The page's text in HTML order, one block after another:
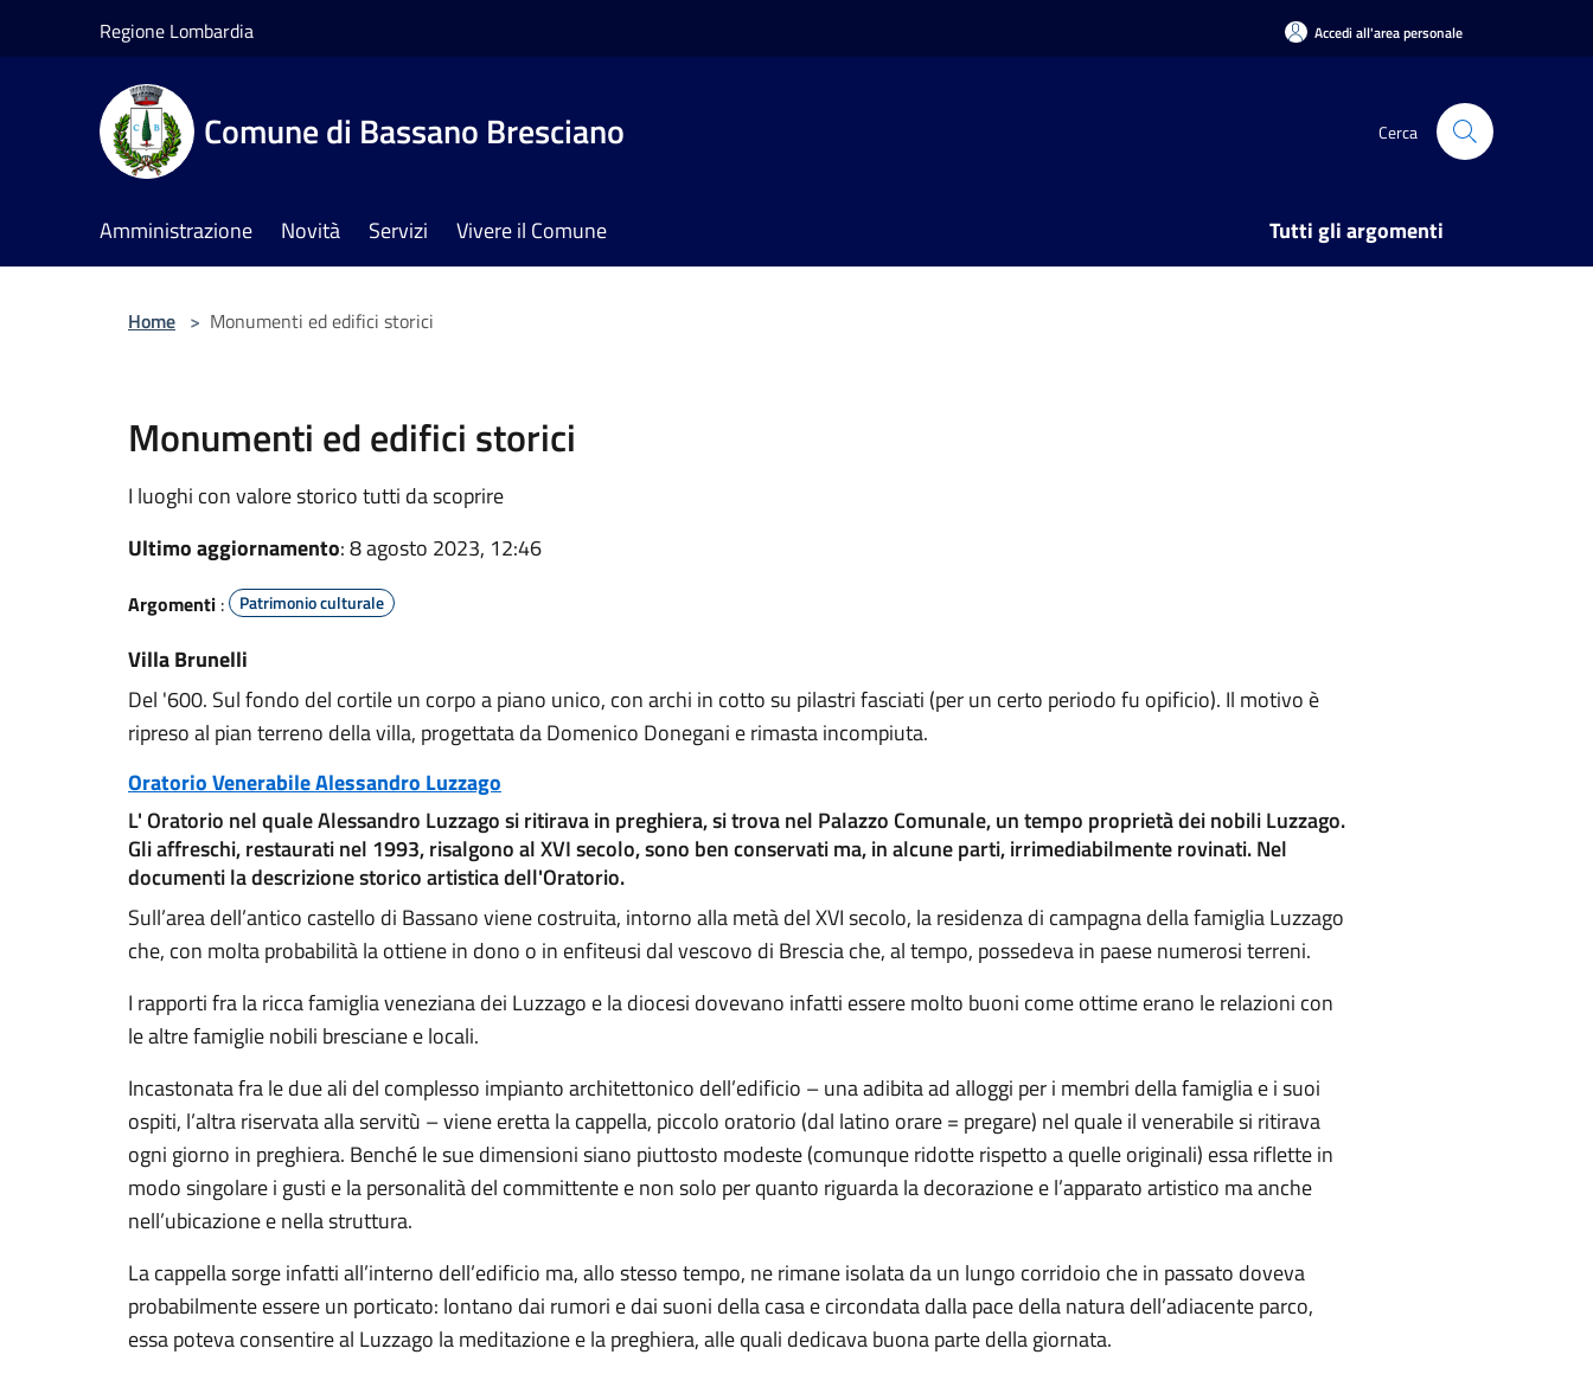
Regione Lombardia Accedi all'area personale
Comune di Bassano Bresciano Cerca
Amministrazione Novità Servizi Vivere il Comune Tutti gli argomenti
Home > Monumenti ed edifici storici
Monumenti ed edifici storici
I luoghi con valore storico tutti da scoprire
Ultimo aggiornamento: 8 agosto 2023, 12:46
Argomenti : Patrimonio culturale
Villa Brunelli
Del '600. Sul fondo del cortile un corpo a piano unico, con archi in cotto su pilastri fasciati (per un certo periodo fu opificio). Il motivo è
ripreso al pian terreno della villa, progettata da Domenico Donegani e rimasta incompiuta.
Oratorio Venerabile Alessandro Luzzago
L' Oratorio nel quale Alessandro Luzzago si ritirava in preghiera, si trova nel Palazzo Comunale, un tempo proprietà dei nobili Luzzago.
Gli affreschi, restaurati nel 1993, risalgono al XVI secolo, sono ben conservati ma, in alcune parti, irrimediabilmente rovinati. Nel
documenti la descrizione storico artistica dell'Oratorio.
Sull’area dell’antico castello di Bassano viene costruita, intorno alla metà del XVI secolo, la residenza di campagna della famiglia Luzzago
che, con molta probabilità la ottiene in dono o in enfiteusi dal vescovo di Brescia che, al tempo, possedeva in paese numerosi terreni.
I rapporti fra la ricca famiglia veneziana dei Luzzago e la diocesi dovevano infatti essere molto buoni come ottime erano le relazioni con
le altre famiglie nobili bresciane e locali.
Incastonata fra le due ali del complesso impianto architettonico dell’edificio – una adibita ad alloggi per i membri della famiglia e i suoi
ospiti, l’altra riservata alla servitù – viene eretta la cappella, piccolo oratorio (dal latino orare = pregare) nel quale il venerabile si ritirava
ogni giorno in preghiera. Benché le sue dimensioni siano piuttosto modeste (comunque ridotte rispetto a quelle originali) essa riflette in
modo singolare i gusti e la personalità del committente e non solo per quanto riguarda la decorazione e l’apparato artistico ma anche
nell’ubicazione e nella struttura.
La cappella sorge infatti all’interno dell’edificio ma, allo stesso tempo, ne rimane isolata da un lungo corridoio che in passato doveva
probabilmente essere un porticato: lontano dai rumori e dai suoni della casa e circondata dalla pace della natura dell’adiacente parco,
essa poteva consentire al Luzzago la meditazione e la preghiera, alle quali dedicava buona parte della giornata.